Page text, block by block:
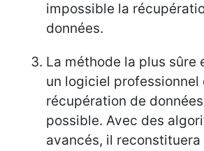
impossible la
données.
La méthode la plus sûre
un logiciel professionnel
récupération de
possible. Avec des
avancés, il